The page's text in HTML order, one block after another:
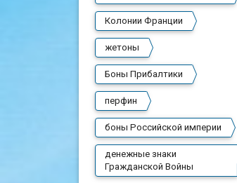
Колонии Франции
жетоны
Боны Прибалтики
перфин
боны Российской империи
денежные знаки
Гражданской Войны